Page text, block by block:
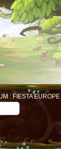
: FIESTA EUROPE